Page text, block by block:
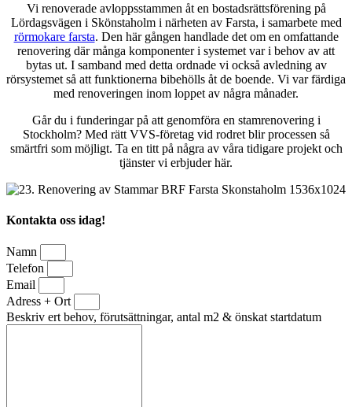
Vi renoverade avloppsstammen åt en bostadsrättsförening på
Lördagsvägen i Skönstaholm i närheten av Farsta, i samarbete med
rörmokare farsta. Den här gången handlade det om en omfattande
renovering där många komponenter i systemet var i behov av att
bytas ut. I samband med detta ordnade vi också avledning av
rörsystemet så att funktionerna bibehölls åt de boende. Vi var färdiga
med renoveringen inom loppet av några månader.
Går du i funderingar på att genomföra en stamrenovering i
Stockholm? Med rätt VVS-företag vid rodret blir processen så
smärtfri som möjligt. Ta en titt på några av våra tidigare projekt och
tjänster vi erbjuder här.
Kontakta oss idag!
Namn
Telefon
Email
Adress + Ort
Beskriv ert behov, förutsättningar, antal m2 & önskat startdatum